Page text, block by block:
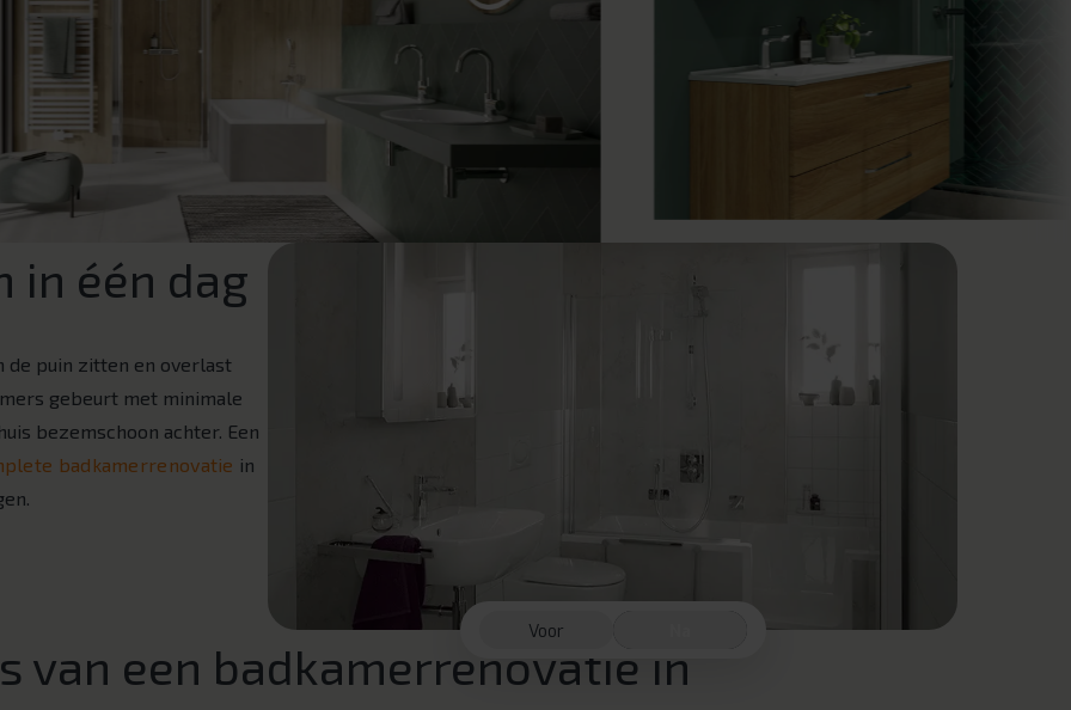
in één dag
de puin zitten en overlast
gebeurt met minimale
bezemschoon achter. Een
badkamerrenovatie in
Voor
van een badkamerrenovatie in